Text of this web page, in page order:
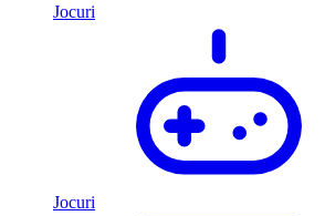
Jocuri
Jocuri